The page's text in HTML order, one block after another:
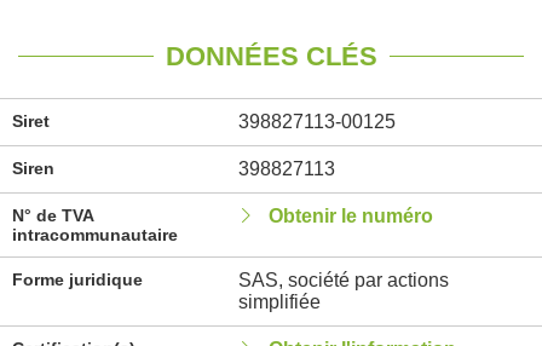
DONNÉES CLÉS
Siret 398827113-00125
Siren 398827113
N° de TVA
intracommunautaire
Obtenir le numéro
Forme juridique
SAS, société par actions
simplifiée